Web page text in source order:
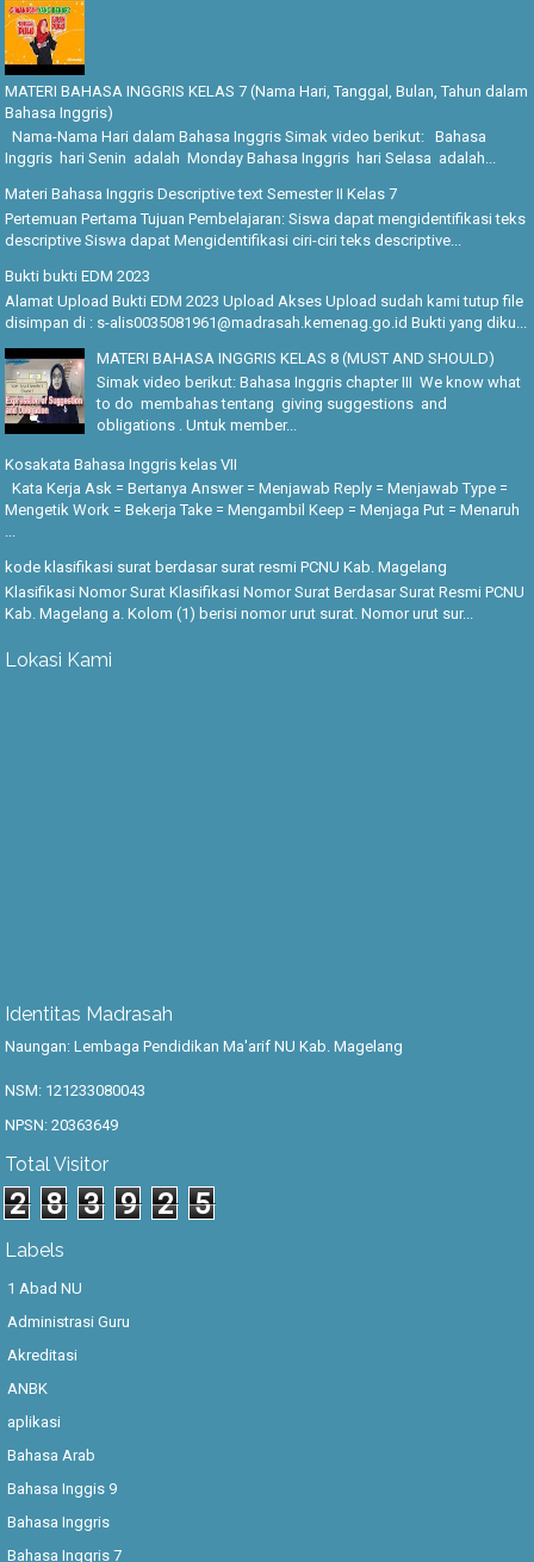
MATERI BAHASA INGGRIS KELAS 7 (Nama Hari, Tanggal, Bulan, Tahun dalam
Bahasa Inggris)
Nama-Nama Hari dalam Bahasa Inggris Simak video berikut: Bahasa
Inggris hari Senin adalah Monday Bahasa Inggris hari Selasa adalah...
Materi Bahasa Inggris Descriptive text Semester II Kelas 7
Pertemuan Pertama Tujuan Pembelajaran: Siswa dapat mengidentifikasi teks
descriptive Siswa dapat Mengidentifikasi ciri-ciri teks descriptive...
Bukti bukti EDM 2023
Alamat Upload Bukti EDM 2023 Upload Akses Upload sudah kami tutup file
disimpan di : s-alis0035081961@madrasah.kemenag.go.id Bukti yang diku...
MATERI BAHASA INGGRIS KELAS 8 (MUST AND SHOULD)
Simak video berikut: Bahasa Inggris chapter III We know what
to do membahas tentang giving suggestions and
obligations . Untuk member...
Kosakata Bahasa Inggris kelas VII
Kata Kerja Ask = Bertanya Answer = Menjawab Reply = Menjawab Type =
Mengetik Work = Bekerja Take = Mengambil Keep = Menjaga Put = Menaruh
...
kode klasifikasi surat berdasar surat resmi PCNU Kab. Magelang
Klasifikasi Nomor Surat Klasifikasi Nomor Surat Berdasar Surat Resmi PCNU
Kab. Magelang a. Kolom (1) berisi nomor urut surat. Nomor urut sur...
Lokasi Kami
Identitas Madrasah
Naungan: Lembaga Pendidikan Ma'arif NU Kab. Magelang
NSM: 121233080043
NPSN: 20363649
Total Visitor
2 8 3 9 2 5
Labels
1 Abad NU
Administrasi Guru
Akreditasi
ANBK
aplikasi
Bahasa Arab
Bahasa Inggis 9
Bahasa Inggris
Bahasa Inggris 7